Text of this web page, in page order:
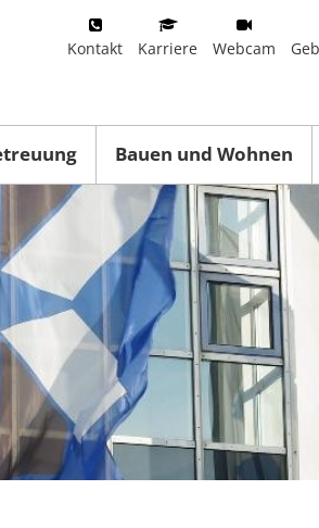
Kontakt Karriere Webcam
Bauen und Wohnen